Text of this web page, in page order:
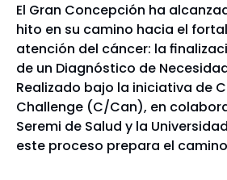
El Gran Concepción ha
hito en su camino hacia el
atención del cáncer: la
de un Diagnóstico de
Realizado bajo la iniciativa de
Challenge (C/Can), en
Seremi de Salud y la
este proceso prepara el